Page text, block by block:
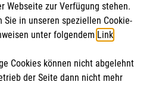
2 3 4 5
Webseite zur Verfügung stehen.
Sie in unseren speziellen Cookie-
unter folgendem Link.
Cookies können nicht abgelehnt
der Seite dann nicht mehr